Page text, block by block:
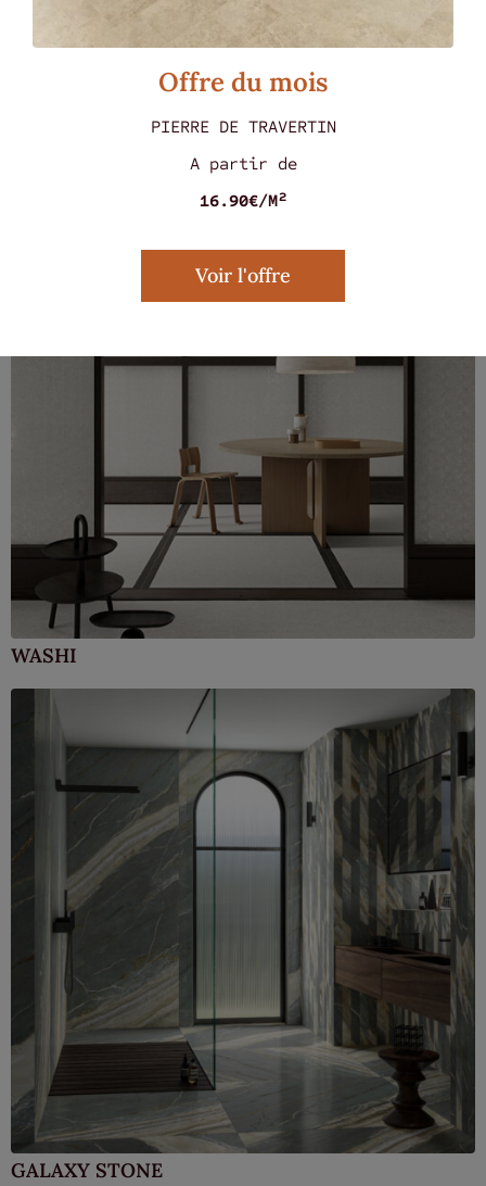
MARMOREA ROSSO 60 X 60
WASHI
GALAXY STONE
Offre du mois
PIERRE DE TRAVERTIN
A partir de
16.90€/M²
Voir l'offre